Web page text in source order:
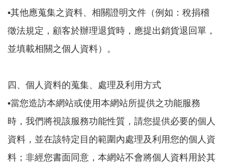
•其他應蒐集之資料、相關證明文件（例如：稅捐稽
徵法規定，顧客於辦理退貨時，應提出銷貨退回單，
並填載相關之個人資料）。
四、個人資料的蒐集、處理及利用方式
•當您造訪本網站或使用本網站所提供之功能服務
時，我們將視該服務功能性質，請您提供必要的個人
資料，並在該特定目的範圍內處理及利用您的個人資
料；非經您書面同意，本網站不會將個人資料用於其